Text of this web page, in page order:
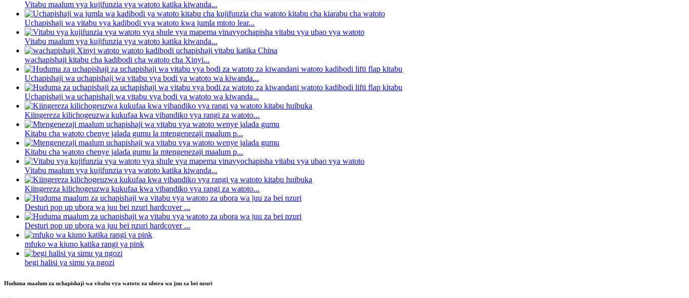
Vitabu maalum vya kujifunzia vya watoto katika kiwanda...
Uchapishaji wa vitabu vya kadibodi vya watoto kwa jumla mtoto lear...
Vitabu maalum vya kujifunzia vya watoto katika kiwanda...
wachapishaji kitabu cha kadibodi cha watoto cha Xinyi...
Uchapishaji wa uchapishaji wa vitabu vya bodi ya watoto wa kiwanda...
Uchapishaji wa uchapishaji wa vitabu vya bodi ya watoto wa kiwanda...
Kiingereza kilichogeuzwa kukufaa kwa vibandiko vya rangi za watoto...
Kitabu cha watoto chenye jalada gumu la mtengenezaji maalum p...
Kitabu cha watoto chenye jalada gumu la mtengenezaji maalum p...
Vitabu maalum vya kujifunzia vya watoto katika kiwanda...
Kiingereza kilichogeuzwa kukufaa kwa vibandiko vya rangi za watoto...
Desturi pop up ubora wa juu bei nzuri hardcover ...
Desturi pop up ubora wa juu bei nzuri hardcover ...
mfuko wa kiuno katika rangi ya pink
begi halisi ya simu ya ngozi
Huduma maalum za uchapishaji wa vitabu vya watoto za ubora wa juu za bei nzuri